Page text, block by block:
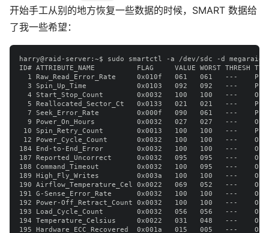
开始手工从别的地方恢复一些数据的时候，SMART 数据给
了我一些希望：
harry@raid-server:~$ sudo smartctl -a /dev/sdc -d
ID# ATTRIBUTE_NAME          FLAG     VALUE WORST THRESH
1 Raw_Read_Error_Rate     0x010f   061   061   ---
3 Spin_Up_Time            0x0103   092   092   ---
4 Start_Stop_Count        0x0032   100   100   ---
5 Reallocated_Sector_Ct   0x0133   021   021   ---
7 Seek_Error_Rate         0x000f   090   061   ---
9 Power_On_Hours          0x0032   027   027   ---
10 Spin_Retry_Count        0x0013   100   100   ---
12 Power_Cycle_Count       0x0032   100   100   ---
184 End-to-End_Error        0x0032   100   100   ---
187 Reported_Uncorrect      0x0032   095   095   ---
188 Command_Timeout         0x0032   100   095   ---
189 High_Fly_Writes         0x003a   100   100   ---
190 Airflow_Temperature_Cel 0x0022   069   052   ---
191 G-Sense_Error_Rate      0x0032   100   100   ---
192 Power-Off_Retract_Count 0x0032   100   100   ---
193 Load_Cycle_Count        0x0032   056   056   ---
194 Temperature_Celsius     0x0022   031   048   ---
195 Hardware_ECC_Recovered  0x001a   015   005   ---